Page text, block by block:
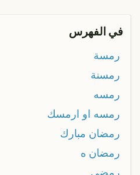
في الفهرس
رمسة
رمسنة
رمسه
رمسه او ارمسك
رمضان مبارك
رمضان ه
رمضى